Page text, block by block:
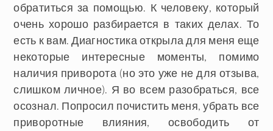
обратиться за помощью. К человеку, который
очень хорошо разбирается в таких делах. То
есть к вам. Диагностика открыла для меня еще
некоторые интересные моменты, помимо
наличия приворота (но это уже не для отзыва,
слишком личное). Я во всем разобраться, все
осознал. Попросил почистить меня, убрать все
приворотные влияния, освободить от